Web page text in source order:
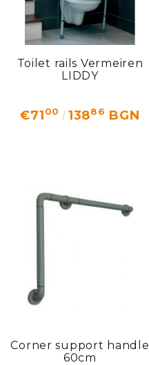
Toilet rails Vermeiren
LIDDY
€7100 13886 BGN
Corner support handle
60cm